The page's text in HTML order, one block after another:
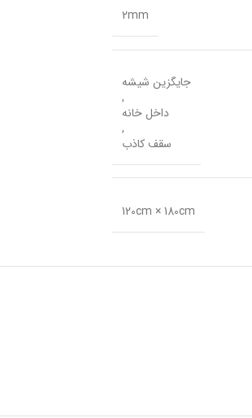
2mm
جایگزین شیشه
,
داخل خانه
,
سقف کاذب
120cm × 180cm